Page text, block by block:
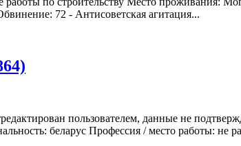
72 - Антисоветская агитация...
пользователем, данные не
беларус Профессия / место работы: